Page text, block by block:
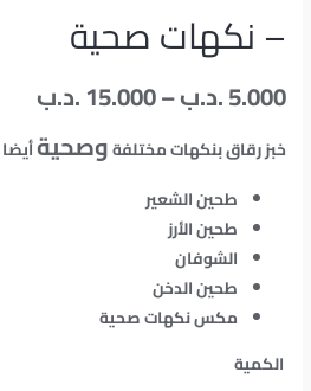
– نكهات صحية
5.000.د.ب–
15.000.د.ب
خبز رقاق بنكهات مختلفةوصحيةأيضا
طحين الشعير
طحين الأرز
الشوفان
طحين الدخن
مكس نكهات صحية
الكمية